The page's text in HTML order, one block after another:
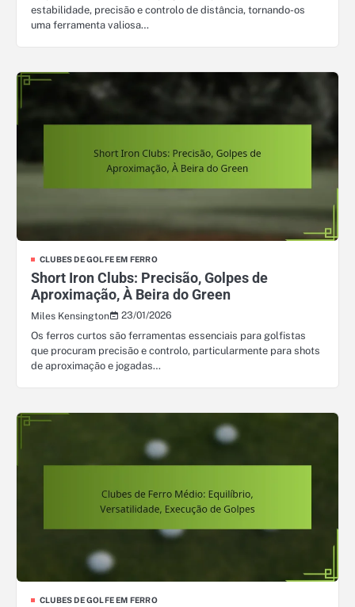
estabilidade, precisão e controlo de distância, tornando-os
uma ferramenta valiosa…
CLUBES DE GOLFE EM FERRO
Short Iron Clubs: Precisão, Golpes de
Aproximação, À Beira do Green
Miles Kensington
23/01/2026
Os ferros curtos são ferramentas essenciais para golfistas
que procuram precisão e controlo, particularmente para shots
de aproximação e jogadas…
CLUBES DE GOLFE EM FERRO